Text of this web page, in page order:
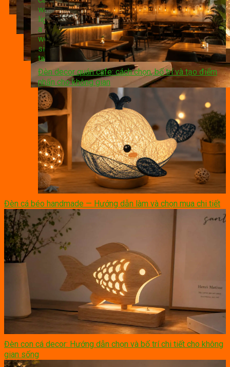
Đèn decor quán cafe: cách chọn, bố trí và tạo điểm
nhấn cho không gian
Đèn cá béo handmade — Hướng dẫn làm và chọn mua chi tiết
Đèn con cá decor: Hướng dẫn chọn và bố trí chi tiết cho không
gian sống